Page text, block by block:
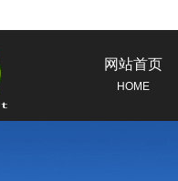
网站首页
HOME